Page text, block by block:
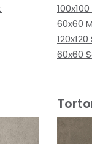
60x60
60x60